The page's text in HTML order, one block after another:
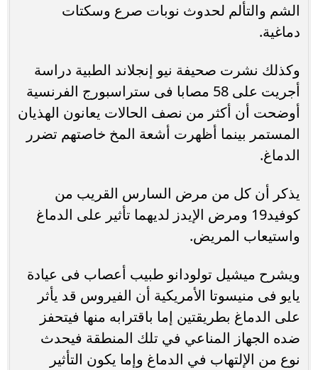
الشم والتألم لحدوث نوبات صرع وسكتات
دماغية.
وكذلك نشرت صحيفة نيو إنجلاند الطبية دراسة
أجريت على 58 مصابا فى ستراسبورج الفرنسية
أوضحت أن أكثر من نصف الحالات يعانون الهذيان
المستمر بينما أظهرت أشعة المخ خاصتهم تضرر
الدماغ.
يذكر أن كل من مرض السارس القريب من
كوفيد19 ومرض الإيدز لديهما تأثير على الدماغ
واستيعاب المريض.
ويشرح ميشيل تولودانو طبيب أعصاب فى عيادة
يايو فى منيسوتا الأمريكية أن الفيروس قد يأثر
على الدماغ بطريقتين إما باقترابه منها فيتحفز
ضده الجهاز المناعي في تلك المنطقة فيحدث
نوع من الإلتهاب في الدماغ وإما يكون التأثير